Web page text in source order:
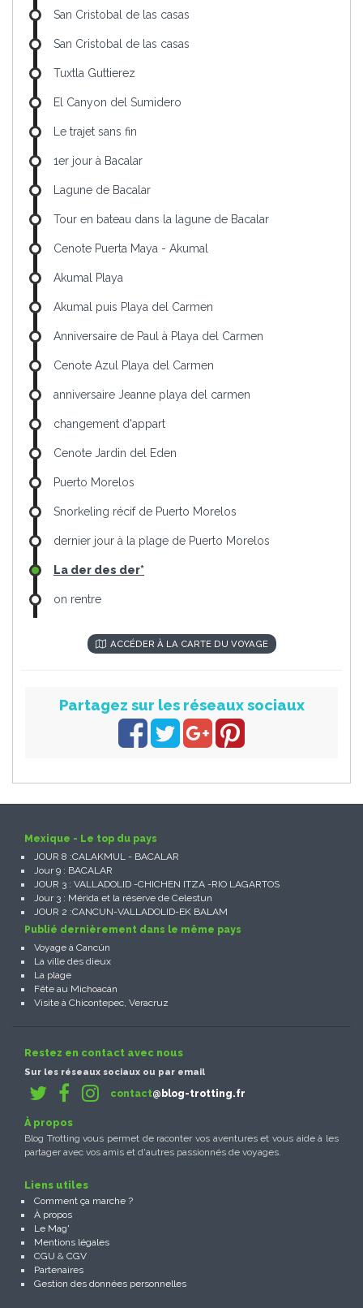
San Cristobal de las casas
San Cristobal de las casas
Tuxtla Guttierez
El Canyon del Sumidero
Le trajet sans fin
1er jour à Bacalar
Lagune de Bacalar
Tour en bateau dans la lagune de Bacalar
Cenote Puerta Maya - Akumal
Akumal Playa
Akumal puis Playa del Carmen
Anniversaire de Paul à Playa del Carmen
Cenote Azul Playa del Carmen
anniversaire Jeanne playa del carmen
changement d'appart
Cenote Jardin del Eden
Puerto Morelos
Snorkeling récif de Puerto Morelos
dernier jour à la plage de Puerto Morelos
La der des der*
on rentre
ACCÉDER À LA CARTE DU VOYAGE
Partagez sur les réseaux sociaux
Mexique - Le top du pays
JOUR 8 :CALAKMUL - BACALAR
Jour 9 : BACALAR
JOUR 3 : VALLADOLID -CHICHEN ITZA -RIO LAGARTOS
Jour 3 : Mérida et la réserve de Celestun
JOUR 2 :CANCUN-VALLADOLID-EK BALAM
Publié dernièrement dans le même pays
Voyage à Cancún
La ville des dieux
La plage
Fête au Michoacán
Visite à Chicontepec, Veracruz
Restez en contact avec nous
Sur les réseaux sociaux ou par email
contact@blog-trotting.fr
À propos
Blog Trotting vous permet de raconter vos aventures et vous aide à les
partager avec vos amis et d'autres passionnés de voyages.
Liens utiles
Comment ça marche ?
À propos
Le Mag'
Mentions légales
CGU & CGV
Partenaires
Gestion des données personnelles